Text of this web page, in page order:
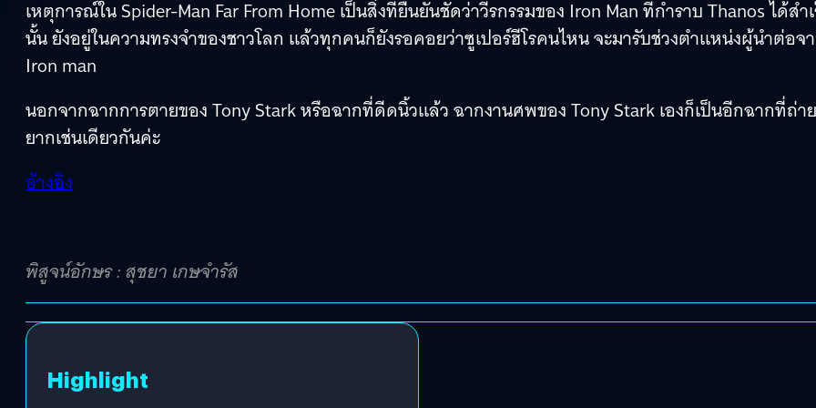
เหตุการณ์ใน Spider-Man Far From Home เป็นสิ่งที่ยืนยันชัดว่าวีรกรรมของ Iron Man ที่กำราบ Thanos ได้สำ
นั้น ยังอยู่ในความทรงจำของชาวโลก แล้วทุกคนก็ยังรอคอยว่าซูเปอร์ฮีโรคนไหน จะมารับช่วงตำแหน่งผู้นำต่อจ
Iron man
นอกจากฉากการตายของ Tony Stark หรือฉากที่ดีดนิ้วแล้ว ฉากงานศพของ Tony Stark เองก็เป็นอีกฉากที่ถ่า
ยากเช่นเดียวกันค่ะ
อ้างอิง
พิสูจน์อักษร : สุชยา เกษจำรัส
Highlight